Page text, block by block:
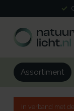
Assortiment
In verband met